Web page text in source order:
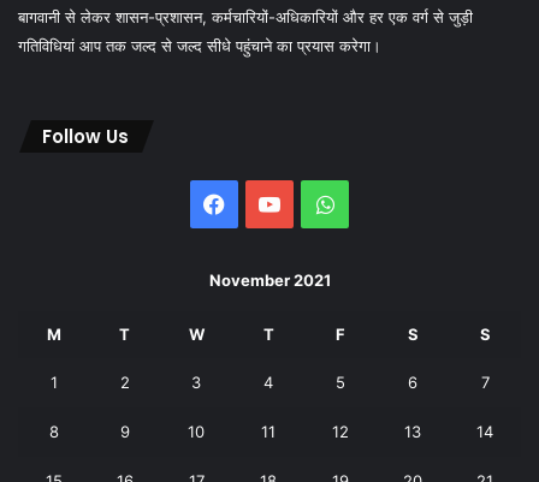
बागवानी से लेकर शासन-प्रशासन, कर्मचारियों-अधिकारियों और हर एक वर्ग से जुड़ी
गतिविधियां आप तक जल्द से जल्द सीधे पहुंचाने का प्रयास करेगा।
Follow Us
FacebookYouTubeWhatsApp
November 2021
M T W T F S S
1 2 3 4 5 6 7
8 9 10 11 12 13 14